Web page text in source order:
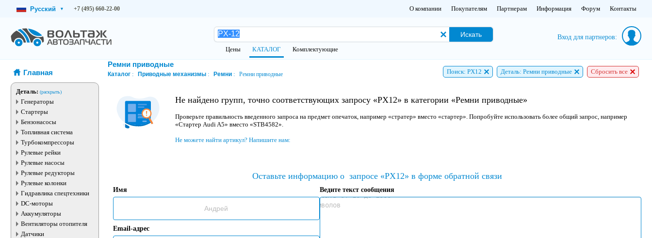
Русский ▾ +7 (495) 660-22-00 О компании Покупателям Партнерам Информация Форум Контакты
Искать
Цены КАТАЛОГ Комплектующие
Вход для партнеров:
Главная
Деталь: (раскрыть)
Генераторы
Стартеры
Бензонасосы
Топливная система
Турбокомпрессоры
Рулевые рейки
Рулевые насосы
Рулевые редукторы
Рулевые колонки
Гидравлика спецтехники
DC-моторы
Аккумуляторы
Вентиляторы отопителя
Датчики
Ремни приводные
Каталог Приводные механизмы Ремни Ремни приводные Поиск: PX12 Деталь: Ремни приводные Сбросить все
Не найдено групп, точно соответствующих запросу «PX12» в категории «Ремни приводные»
Проверьте правильность введенного запроса на предмет опечаток, например «стратер» вместо «стартер». Попробуйте использовать более общий запрос, например
«Стартер Audi A5» вместо «STB4582».
Не можете найти артикул? Напишите нам:
Оставьте информацию о запросе «PX12» в форме обратной связи
Имя
Email-адрес
Ведите текст сообщения